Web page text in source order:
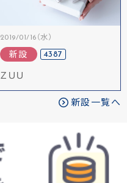
2019/01/16（水）
新設 4387
ＺＵＵ
新設一覧へ